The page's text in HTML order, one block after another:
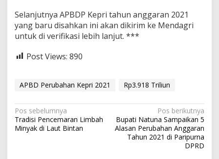
Selanjutnya APBDP Kepri tahun anggaran 2021
yang baru disahkan ini akan dikirim ke Mendagri
untuk di verifikasi lebih lanjut. ***
Post Views: 890
APBD Perubahan Kepri 2021 Rp3.918 Triliun
N
a
Pos sebelumnya
Tradisi Pencemaran Limbah
Minyak di Laut Bintan
Pos berikutnya
Bupati Natuna Sampaikan 5
Alasan Perubahan Anggaran
Tahun 2021 di Paripurna
DPRD